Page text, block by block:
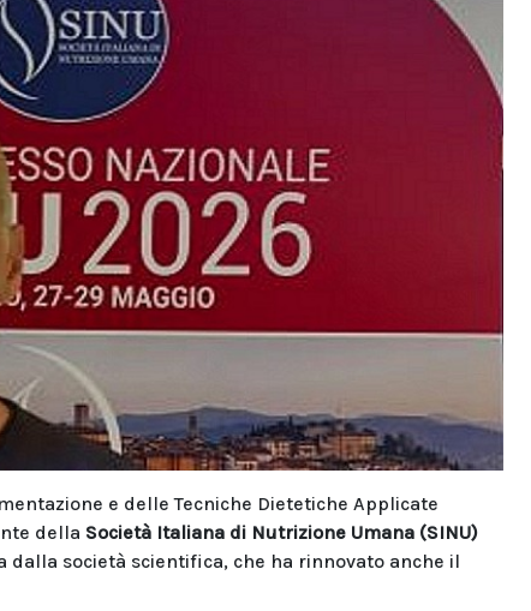
e delle Tecniche Dietetiche Applicate
della Società Italiana di Nutrizione Umana (SINU)
società scientifica, che ha rinnovato anche il